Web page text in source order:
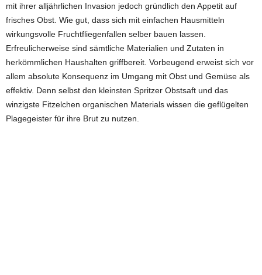
mit ihrer alljährlichen Invasion jedoch gründlich den Appetit auf
frisches Obst. Wie gut, dass sich mit einfachen Hausmitteln
wirkungsvolle Fruchtfliegenfallen selber bauen lassen.
Erfreulicherweise sind sämtliche Materialien und Zutaten in
herkömmlichen Haushalten griffbereit. Vorbeugend erweist sich vor
allem absolute Konsequenz im Umgang mit Obst und Gemüse als
effektiv. Denn selbst den kleinsten Spritzer Obstsaft und das
winzigste Fitzelchen organischen Materials wissen die geflügelten
Plagegeister für ihre Brut zu nutzen.